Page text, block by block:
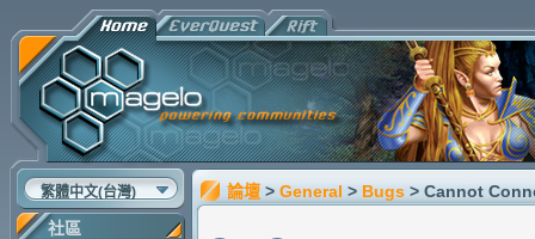
繁體中文(台灣)
社區
論壇 > General > Bugs > Cannot